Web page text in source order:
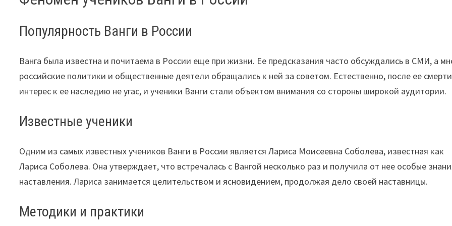
Популярность Ванги в России
Ванга была известна и почитаема в России еще при жизни. Ее предсказания часто обсуждались в СМИ, а
российские политики и общественные деятели обращались к ней за советом. Естественно, после ее смерти
интерес к ее наследию не угас, и ученики Ванги стали объектом внимания со стороны широкой аудитории.
Известные ученики
Одним из самых известных учеников Ванги в России является Лариса Моисеевна Соболева, известная как
Лариса Соболева. Она утверждает, что встречалась с Вангой несколько раз и получила от нее особые
наставления. Лариса занимается целительством и ясновидением, продолжая дело своей наставницы.
Методики и практики